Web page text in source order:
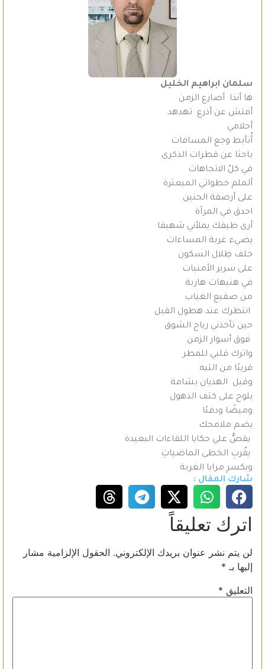
سلمان ابراهيم الخليل
ها أنذا أصارع الزمن
أفتش عن أذرع تهدهد
أحلامي
أُتأبط وجع المسافات
باحثا عن قطرات الذكرى
في كلّ الاتجاهات
ألملم خطواتي المبعثرة
على أرصفة الحنين
احدق في المرآة
أرى طيفك يملأني شهيقا
يضيء غربة المساءات
خلف ظِلال السكون
على سرير الأمنيات
في هنيهات هاربة
من صقيع الغياب
انتظرك عند هطول القبل
حين تأخذني رياح الشوق
فوق أسوار الزمن
واترك قلبي للمطر
‏قريبًا من التيه
وقبل الهذيان بشامة
‏يلوح على كتف الذهول
‏وميضًا ودفئا
يضم ملامحك
يقصُّ علي حكايا اللقاءات البعيدة
‏ يقُربِ‏ الخطى الماضياتِ
و‏يكسرِ مرايا الغربة
شارك المقال :
اترك تعليقاً
لن يتم نشر عنوان بريدك الإلكتروني. الحقول الإلزامية مشار
إليها بـ *
التعليق *